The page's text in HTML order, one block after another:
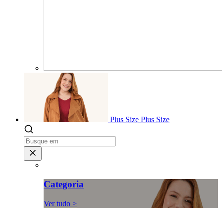
Plus Size Plus Size
Categoria
Ver tudo >